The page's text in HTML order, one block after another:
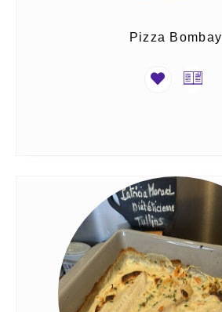
Pizza Bombay